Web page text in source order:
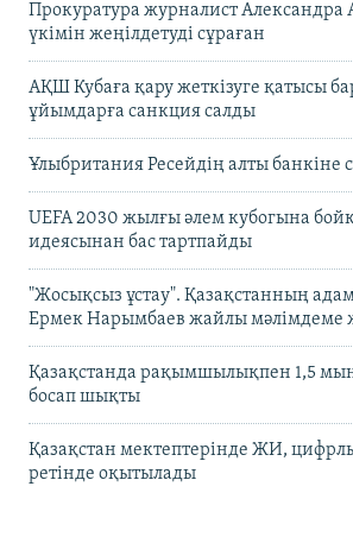
Прокуратура журналист Александра
үкімін жеңілдетуді сұраған
АҚШ Кубаға қару жеткізуге қатысы
ұйымдарға санкция салды
Ұлыбритания Ресейдің алты банкіне
UEFA 2030 жылғы әлем кубогына
идеясынан бас тартпайды
"Жосықсыз ұстау". Қазақстанның
Ермек Нарымбаев жайлы мәлімдеме
Қазақстанда рақымшылықпен 1,5
босап шықты
Қазақстан мектептерінде ЖИ,
ретінде оқытылады